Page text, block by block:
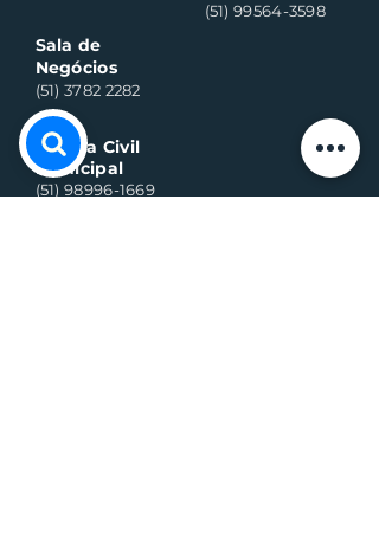
Sala de
Negócios
(51) 3782 2282
Defesa Civil
Municipal
(51) 98996-1669
(51) 99564-3598